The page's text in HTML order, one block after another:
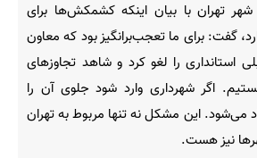
تهران با بیان اینکه کشمکش‌ها برای
گفت: برای ما تعجب‌برانگیز بود که معاون
استانداری را لغو کرد و شاهد تجاوزهای
اگر شهرداری وارد شود جلوی آن را
می‌شود. این مشکل نه تنها مربوط به تهران
نیز هست.